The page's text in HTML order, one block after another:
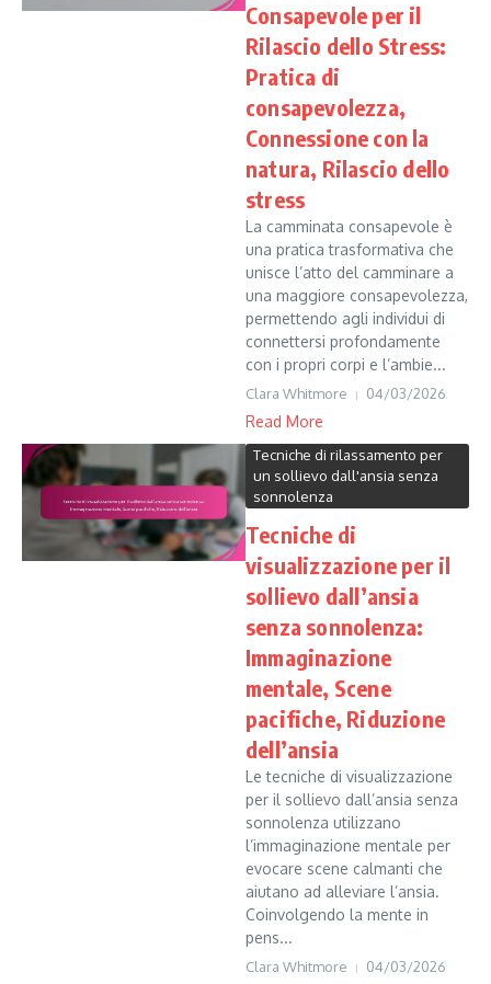
Consapevole per il
Rilascio dello Stress:
Pratica di
consapevolezza,
Connessione con la
natura, Rilascio dello
stress
La camminata consapevole è
una pratica trasformativa che
unisce l’atto del camminare a
una maggiore consapevolezza,
permettendo agli individui di
connettersi profondamente
con i propri corpi e l’ambie...
Clara Whitmore 04/03/2026
Read More
Tecniche di rilassamento per
un sollievo dall'ansia senza
sonnolenza
Tecniche di
visualizzazione per il
sollievo dall’ansia
senza sonnolenza:
Immaginazione
mentale, Scene
pacifiche, Riduzione
dell’ansia
Le tecniche di visualizzazione
per il sollievo dall’ansia senza
sonnolenza utilizzano
l’immaginazione mentale per
evocare scene calmanti che
aiutano ad alleviare l’ansia.
Coinvolgendo la mente in
pens...
Clara Whitmore 04/03/2026